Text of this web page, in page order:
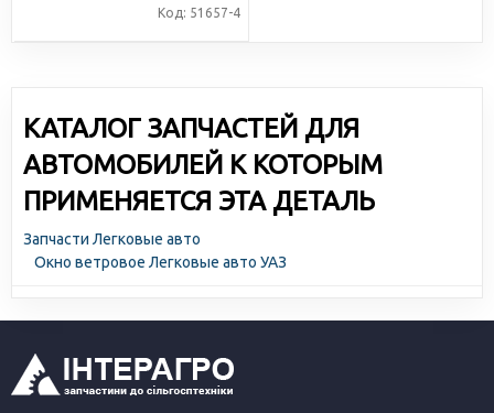
Код: 51657-4
КАТАЛОГ ЗАПЧАСТЕЙ ДЛЯ
АВТОМОБИЛЕЙ К КОТОРЫМ
ПРИМЕНЯЕТСЯ ЭТА ДЕТАЛЬ
Запчасти Легковые авто
Окно ветровое Легковые авто УАЗ